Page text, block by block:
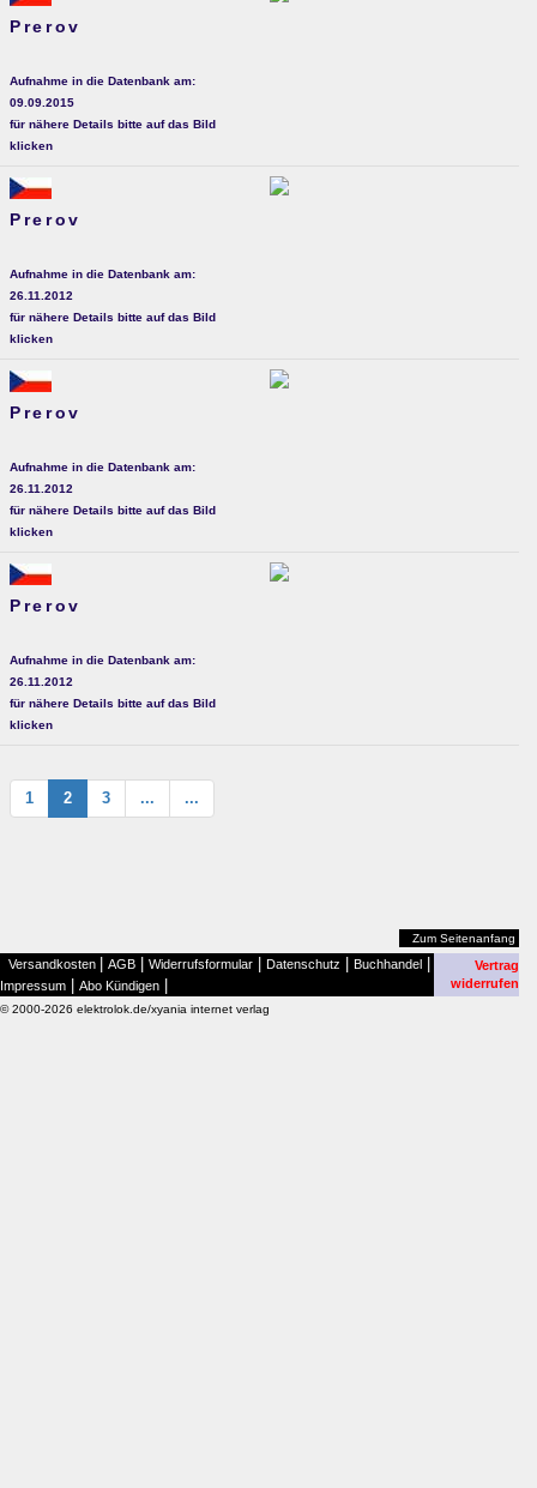
Prerov
Aufnahme in die Datenbank am:
09.09.2015
für nähere Details bitte auf das Bild
klicken
Prerov
Aufnahme in die Datenbank am:
26.11.2012
für nähere Details bitte auf das Bild
klicken
Prerov
Aufnahme in die Datenbank am:
26.11.2012
für nähere Details bitte auf das Bild
klicken
Prerov
Aufnahme in die Datenbank am:
26.11.2012
für nähere Details bitte auf das Bild
klicken
1 2 3 ... ...
Zum Seitenanfang
Versandkosten AGB Widerrufsformular Datenschutz Buchhandel
Impressum Abo Kündigen
Vertrag
widerrufen
© 2000-2026 elektrolok.de/xyania internet verlag